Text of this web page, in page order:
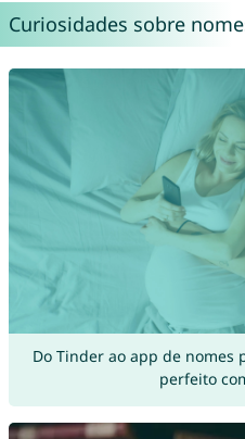
Curiosidades sobre
Do Tinder ao app de nomes
perfeito